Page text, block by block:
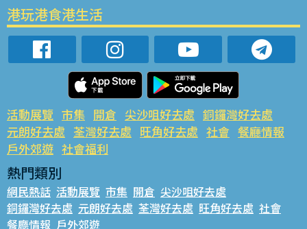
港玩港食港生活
活動展覽 市集 開倉 尖沙咀好去處 銅鑼灣好去處
元朗好去處 荃灣好去處 旺角好去處 社會 餐廳情報
戶外郊遊 社會福利
熱門類別
網民熱話 活動展覽 市集 開倉 尖沙咀好去處
銅鑼灣好去處 元朗好去處 荃灣好去處 旺角好去處 社會
餐廳情報 戶外郊遊